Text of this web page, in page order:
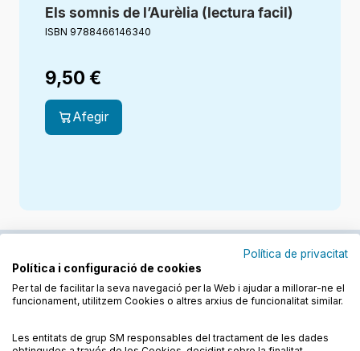
Els somnis de l’Aurèlia (lectura facil)
ISBN 9788466146340
9,50 €
Afegir
Política de privacitat
Política i configuració de cookies
Per tal de facilitar la seva navegació per la Web i ajudar a millorar-ne el
funcionament, utilitzem Cookies o altres arxius de funcionalitat similar.
Les entitats de grup SM responsables del tractament de les dades